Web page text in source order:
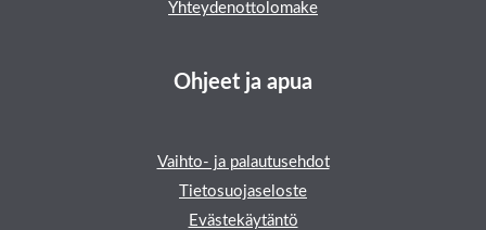
Yhteydenottolomake
Ohjeet ja apua
Vaihto- ja palautusehdot
Tietosuojaseloste
Evästekäytäntö